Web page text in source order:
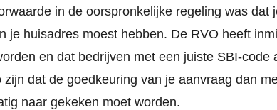
in de oorspronkelijke regeling was
je huisadres moest hebben. De RVO heeft
en dat bedrijven met een juiste SBI-
zijn dat de goedkeuring van je aanvraag dan
naar gekeken moet worden.